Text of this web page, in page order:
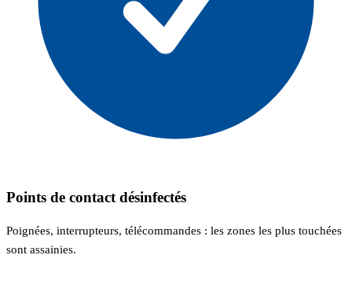
Points de contact désinfectés
Poignées, interrupteurs, télécommandes : les zones les plus touchées
sont assainies.